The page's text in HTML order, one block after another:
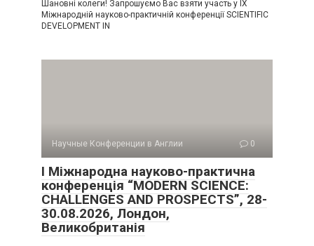
Шановні колеги! Запрошуємо Вас взяти участь у IX
Міжнародній науково-практичній конференції SCIENTIFIC
DEVELOPMENT IN
Научные Конференции в Англии 0
I Міжнародна науково-практична
конференція “MODERN SCIENCE:
CHALLENGES AND PROSPECTS”, 28-
30.08.2026, Лондон,
Великобританія